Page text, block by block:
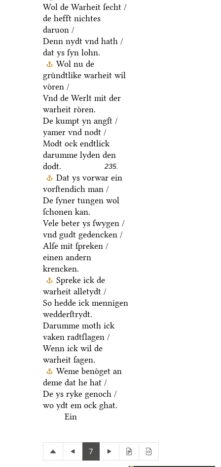
Wol de Warheit ſecht /
de hefft nichtes
daruon /
Denn nydt vnd hath /
dat ys ſyn lohn.
Wol nu de
gruͤndtlike warheit wil
voͤren /
Vnd de Werlt mit der
warheit roͤren.
De kumpt yn angſt /
yamer vnd nodt /
Modt ock endtlick
darumme lyden den
dodt.
235.
Dat ys vorwar ein
vorſtendich man /
De ſyner tungen wol
ſchonen kan.
Vele beter ys ſwygen /
vnd gudt gedencken /
Alſe mit ſpreken /
einen andern
krencken.
Spreke ick de
warheit alletydt /
So hedde ick mennigen
wedderſtrydt.
Darumme moth ick
vaken radtſlagen /
Wenn ick wil de
warheit ſagen.
Weme benoͤget an
deme dat he hat /
De ys ryke genoch /
wo ydt em ock ghat.
Ein
7